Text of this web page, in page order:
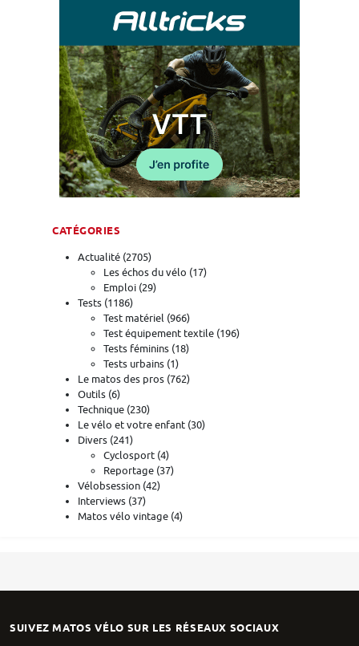
CATÉGORIES
Actualité (2705)
Les échos du vélo (17)
Emploi (29)
Tests (1186)
Test matériel (966)
Test équipement textile (196)
Tests féminins (18)
Tests urbains (1)
Le matos des pros (762)
Outils (6)
Technique (230)
Le vélo et votre enfant (30)
Divers (241)
Cyclosport (4)
Reportage (37)
Vélobsession (42)
Interviews (37)
Matos vélo vintage (4)
SUIVEZ MATOS VÉLO SUR LES RÉSEAUX SOCIAUX